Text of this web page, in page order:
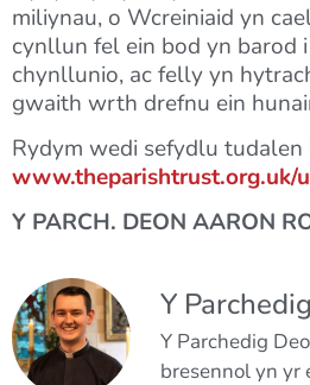
miliynau, o Wcreiniaid yn
cynllun fel ein bod yn barod
chynllunio, ac felly yn
gwaith wrth drefnu ein
Rydym wedi sefydlu
www.theparishtrust.org.uk/
Y PARCH. DEON AARON
Y
Y Parchedig
bresennol yn yr